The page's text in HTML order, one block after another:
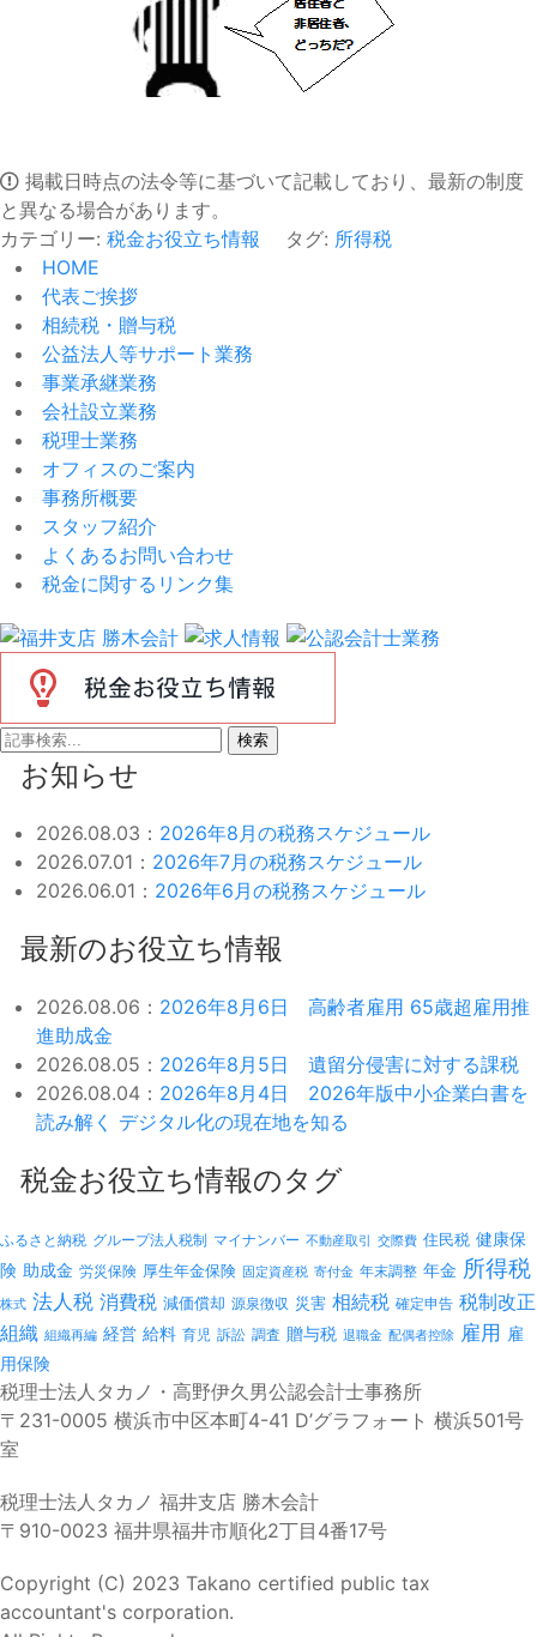
掲載日時点の法令等に基づいて記載しており、最新の制度
と異なる場合があります。
カテゴリー: 税金お役立ち情報 タグ: 所得税
HOME
代表ご挨拶
相続税・贈与税
公益法人等サポート業務
事業承継業務
会社設立業務
税理士業務
オフィスのご案内
事務所概要
スタッフ紹介
よくあるお問い合わせ
税金に関するリンク集
検索
お知らせ
2026.08.03： 2026年8月の税務スケジュール
2026.07.01： 2026年7月の税務スケジュール
2026.06.01： 2026年6月の税務スケジュール
最新のお役立ち情報
2026.08.06： 2026年8月6日 高齢者雇用 65歳超雇用推
進助成金
2026.08.05： 2026年8月5日 遺留分侵害に対する課税
2026.08.04： 2026年8月4日 2026年版中小企業白書を
読み解く デジタル化の現在地を知る
税金お役立ち情報のタグ
ふるさと納税 グループ法人税制 マイナンバー 不動産取引 交際費 住民税 健康保
険 助成金 労災保険 厚生年金保険 固定資産税 寄付金 年末調整 年金 所得税
株式 法人税 消費税 減価償却 源泉徴収 災害 相続税 確定申告 税制改正
組織 組織再編 経営 給料 育児 訴訟 調査 贈与税 退職金 配偶者控除 雇用 雇
用保険
税理士法人タカノ・高野伊久男公認会計士事務所
〒231-0005 横浜市中区本町4-41 D’グラフォート 横浜501号
室
税理士法人タカノ 福井支店 勝木会計
〒910-0023 福井県福井市順化2丁目4番17号
Copyright (C) 2023 Takano certified public tax
accountant's corporation.